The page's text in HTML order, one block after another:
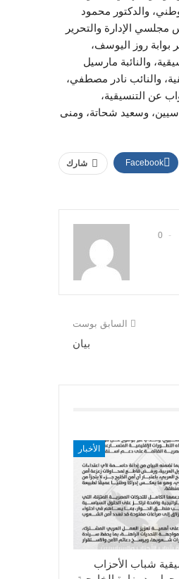
والدكتور محمود
مجلسي الإدارة والتحرير
روز اليوسف،
والنائبة مارسيل
والنائب نادر مصطفي،
عن التنسيقية،
وسعيد شحاتة، ومنى
شارك Facebook
0
السابق بوست
بيان
الأخبار
شباب الأحزاب